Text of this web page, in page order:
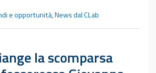
e opportunità,News dal CLab
la scomparsa